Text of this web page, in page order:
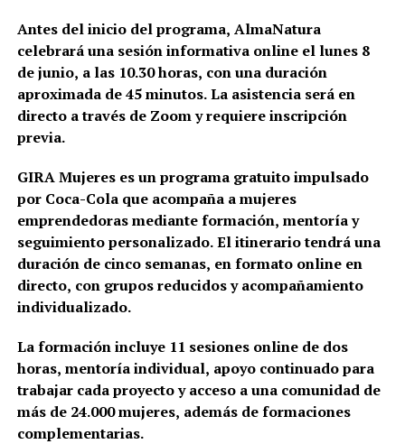
Antes del inicio del programa, AlmaNatura
celebrará una sesión informativa online el lunes 8
de junio, a las 10.30 horas, con una duración
aproximada de 45 minutos. La asistencia será en
directo a través de Zoom y requiere inscripción
previa.
GIRA Mujeres es un programa gratuito impulsado
por Coca-Cola que acompaña a mujeres
emprendedoras mediante formación, mentoría y
seguimiento personalizado. El itinerario tendrá una
duración de cinco semanas, en formato online en
directo, con grupos reducidos y acompañamiento
individualizado.
La formación incluye 11 sesiones online de dos
horas, mentoría individual, apoyo continuado para
trabajar cada proyecto y acceso a una comunidad de
más de 24.000 mujeres, además de formaciones
complementarias.